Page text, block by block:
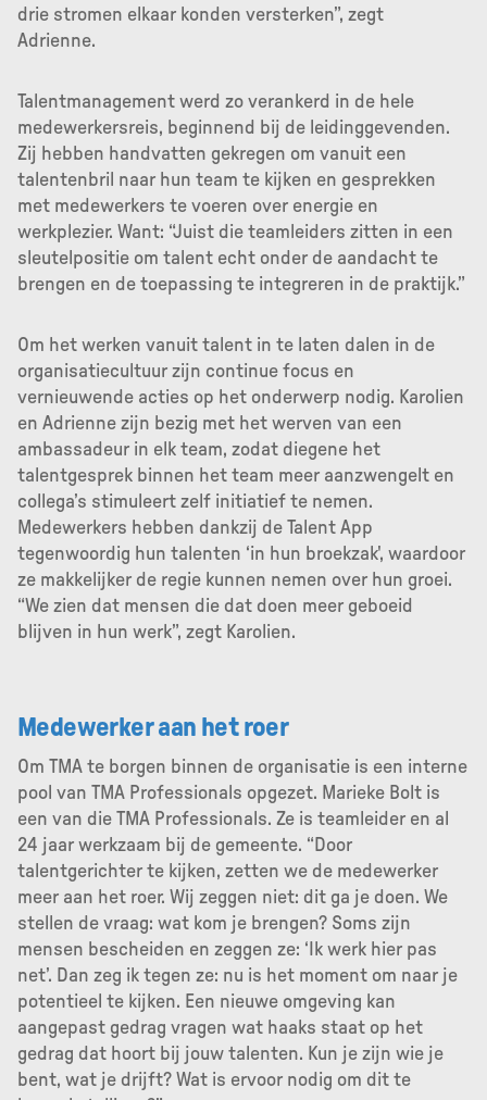
drie stromen elkaar konden versterken”, zegt
Adrienne.
Talentmanagement werd zo verankerd in de hele
medewerkersreis, beginnend bij de leidinggevenden.
Zij hebben handvatten gekregen om vanuit een
talentenbril naar hun team te kijken en gesprekken
met medewerkers te voeren over energie en
werkplezier. Want: “Juist die teamleiders zitten in een
sleutelpositie om talent echt onder de aandacht te
brengen en de toepassing te integreren in de praktijk.”
Om het werken vanuit talent in te laten dalen in de
organisatiecultuur zijn continue focus en
vernieuwende acties op het onderwerp nodig. Karolien
en Adrienne zijn bezig met het werven van een
ambassadeur in elk team, zodat diegene het
talentgesprek binnen het team meer aanzwengelt en
collega’s stimuleert zelf initiatief te nemen.
Medewerkers hebben dankzij de Talent App
tegenwoordig hun talenten ‘in hun broekzak', waardoor
ze makkelijker de regie kunnen nemen over hun groei.
“We zien dat mensen die dat doen meer geboeid
blijven in hun werk”, zegt Karolien.
Medewerker aan het roer
Om TMA te borgen binnen de organisatie is een interne
pool van TMA Professionals opgezet. Marieke Bolt is
een van die TMA Professionals. Ze is teamleider en al
24 jaar werkzaam bij de gemeente. “Door
talentgerichter te kijken, zetten we de medewerker
meer aan het roer. Wij zeggen niet: dit ga je doen. We
stellen de vraag: wat kom je brengen? Soms zijn
mensen bescheiden en zeggen ze: ‘Ik werk hier pas
net’. Dan zeg ik tegen ze: nu is het moment om naar je
potentieel te kijken. Een nieuwe omgeving kan
aangepast gedrag vragen wat haaks staat op het
gedrag dat hoort bij jouw talenten. Kun je zijn wie je
bent, wat je drijft? Wat is ervoor nodig om dit te